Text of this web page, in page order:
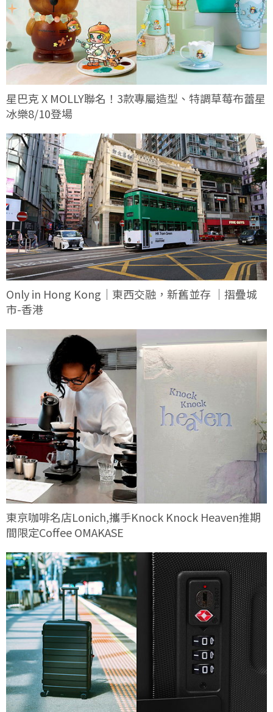
星巴克 X MOLLY聯名！3款專屬造型、特調草莓布蕾星
冰樂8/10登場
Only in Hong Kong｜東西交融，新舊並存 ｜摺疊城
市-香港
東京咖啡名店Lonich,攜手Knock Knock Heaven推期
間限定Coffee OMAKASE